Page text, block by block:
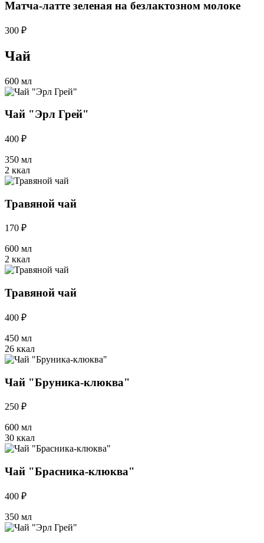
Матча-латте зеленая на безлактозном молоке
300 ₽
Чай
600 мл
Чай "Эрл Грей"
400 ₽
350 мл
2 ккал
Травяной чай
170 ₽
600 мл
2 ккал
Травяной чай
400 ₽
450 мл
26 ккал
Чай "Бруника-клюква"
250 ₽
600 мл
30 ккал
Чай "Брасника-клюква"
400 ₽
350 мл